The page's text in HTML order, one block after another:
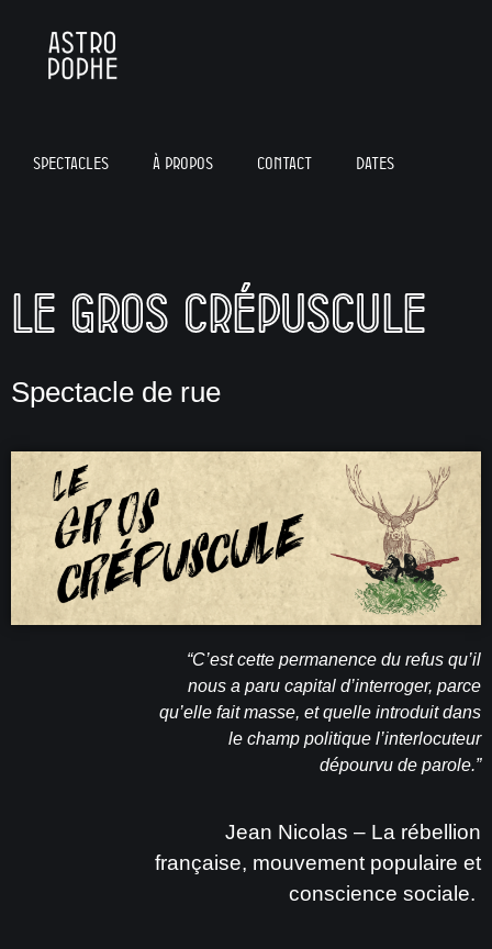
Spectacles À propos Contact Dates
Le gros crépuscule
Spectacle de rue
“C’est cette permanence du refus qu’il
nous a paru capital d’interroger, parce
qu’elle fait masse, et quelle introduit dans
le champ politique l’interlocuteur
dépourvu de parole.”
Jean Nicolas – La rébellion
française, mouvement populaire et
conscience sociale.